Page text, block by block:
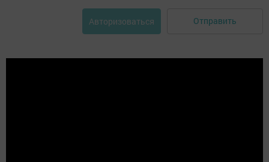
Авторизоваться Отправить